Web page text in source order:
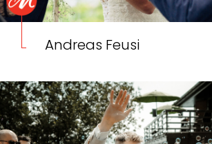
Andreas Feusi